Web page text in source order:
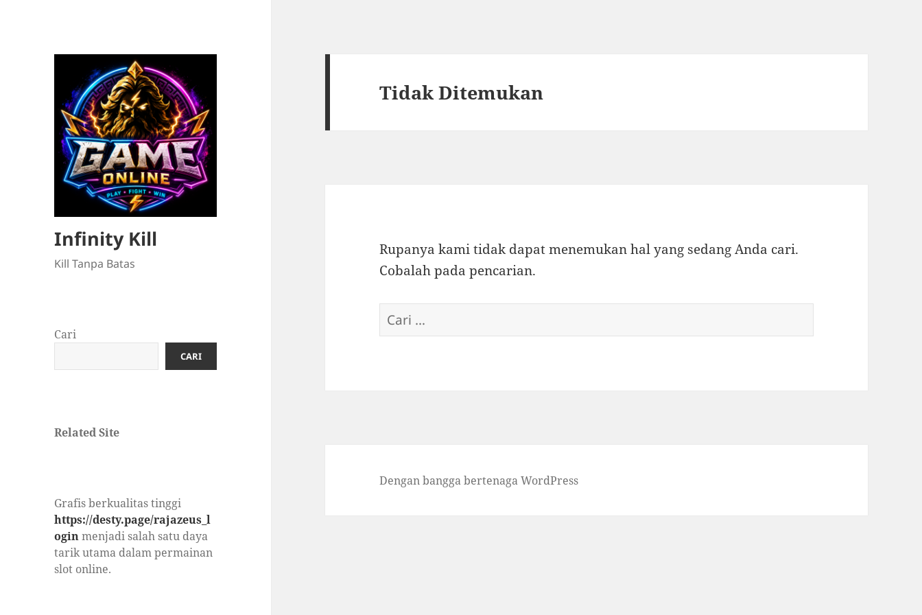
Infinity Kill
Kill Tanpa Batas
Cari
CARI
Related Site
Grafis berkualitas tinggi
https://desty.page/rajazeus_l
oginmenjadi salah satu daya
tarik utama dalam permainan
slot online.
Tidak Ditemukan
Rupanya kami tidak dapat menemukan hal yang sedang Anda cari.
Cobalah pada pencarian.
Cari
untuk:
Dengan bangga bertenaga WordPress